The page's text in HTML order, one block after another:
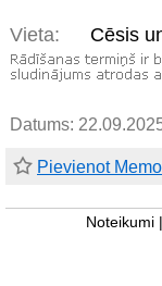
Vieta: Cēsis
Datums:
Pievienot Memo
Noteikumi